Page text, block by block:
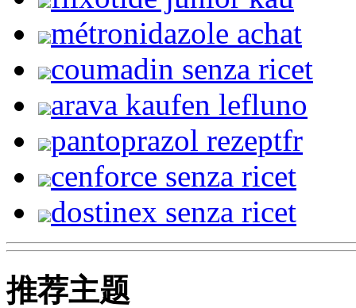
métronidazole achat
coumadin senza ricet
arava kaufen lefluno
pantoprazol rezeptfr
cenforce senza ricet
dostinex senza ricet
推荐主题